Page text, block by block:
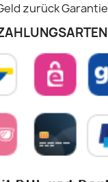
zurück Garantie